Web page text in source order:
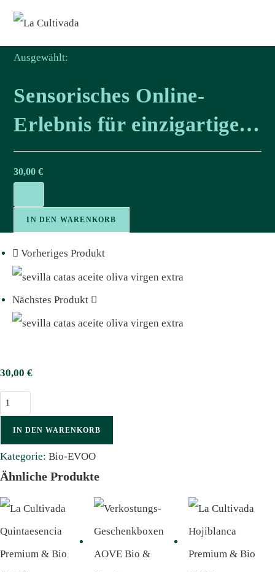
Ausgewählt:
Sensorisches Online-
Erlebnis für einzigartige…
30,00€
IN DEN WARENKORB
Vorheriges Produkt
Nächstes Produkt
30,00 €
IN DEN WARENKORB
Kategorie: Bio-EVOO
Ähnliche Produkte